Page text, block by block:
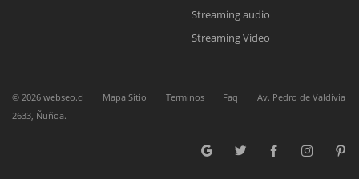
Streaming audio
Streaming Video
© 2026 webseo.cl Mapa Sitio Terminos Faq
Av. Pedro de Valdivia
2633, Ñuñoa.